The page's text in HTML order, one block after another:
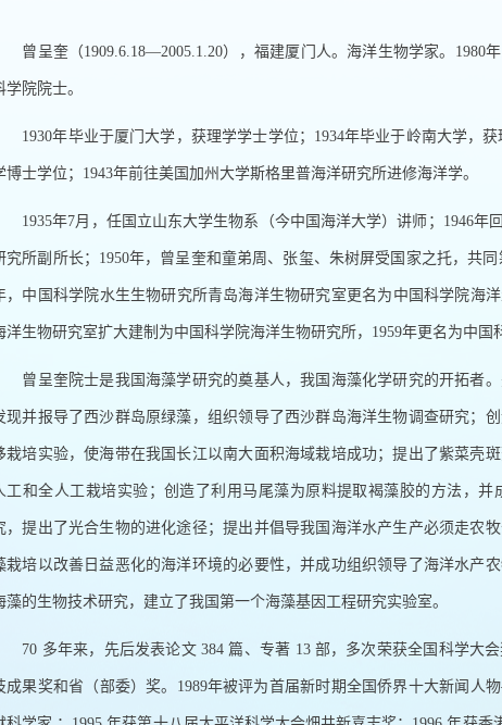
曾呈奎（1909.6.18—2005.1.20），福建厦门人。海洋生物学家。 1980
学院院士。
1930年毕业于厦门大学，获理学学士学位； 1934年毕业于岭南大学，获
博士学位； 1943年前往美国加州大学斯格里普海洋研究所进修海洋学。
1935年7月，任国立山东大学生物系（今中国海洋大学）讲师； 1946年
究所副所长； 1950年，曾呈奎和童弟周、张玺、朱树屏受国家之托，共
，中国科学院水生生物研究所青岛海洋生物研究室更名为中国科学院海
洋生物研究室扩大建制为中国科学院海洋生物研究所， 1959年更名为中国
曾呈奎院士是我国海藻学研究的奠基人，我国海藻化学研究的开拓者
现并报导了西沙群岛原绿藻，组织领导了西沙群岛海洋生物调查研究；
栽培实验，使海带在我国长江以南大面积海域栽培成功；提出了紫菜壳
工和全人工栽培实验；创造了利用马尾藻为原料提取褐藻胶的方法，
，提出了光合生物的进化途径；提出并倡导我国海洋水产生产必须走农
栽培以改善日益恶化的海洋环境的必要性，并成功组织领导了海洋水产
藻的生物技术研究，建立了我国第一个海藻基因工程研究实验室。
70 多年来，先后发表论文384篇、专著 13 部，多次荣获全国科学大
成果奖和省（部委）奖。 1989年被评为首届新时期全国侨界十大新闻人物